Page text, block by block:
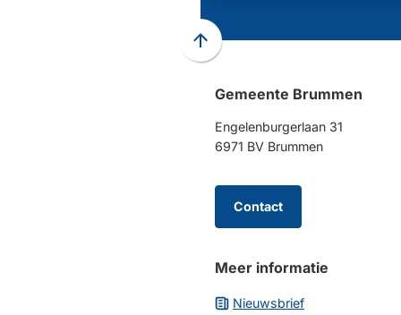
Scroll
boven
het
van
paginainhoud
Gemeente Brummen
Engelenburgerlaan 31
6971 BV Brummen
Contact
Meer informatie
Nieuwsbrief